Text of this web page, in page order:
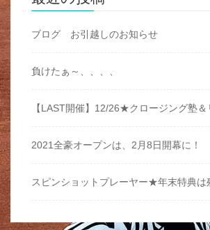
ブログ お引越しのお知らせ
負けたぁ～、、、、
【LAST開催】12/26★クロージング塾
2021全豪オープンは、2月8日開幕に！
スピンショットプレーヤー★年末特典は